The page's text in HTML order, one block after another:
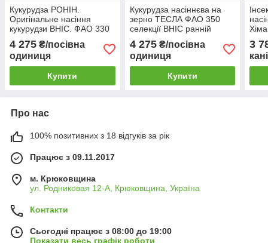
Кукурудза РОНІН.
Оригінальне насіння
кукурудзи ВНІС. ФАО 330
4 275 ₴/посівна
одиниця
Купити
Кукурудза насіннєва на
зерно ТЕСЛА ФАО 350
селекції ВНІС ранній
ранньої
4 275₴/посівна
одиниця
Купити
3
Про нас
100% позитивних з 18 відгуків за рік
Працює з 09.11.2017
м. Крюковщина
ул. Родниковая 12-А, Крюковщина, Україна
Контакти
Сьогодні працює з 08:00 до 19:00
Показати весь графік роботи